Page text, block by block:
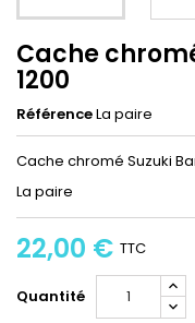
Cache
1200
RéférenceLa paire
Cache chromé Suzuki
La paire
22,00 € TTC
Quantité